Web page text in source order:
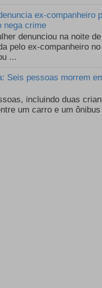
ex-companheiro
nega crime
denunciou na noite
pelo ex-companheiro
...
Seis pessoas morrem
incluindo duas
um carro e um